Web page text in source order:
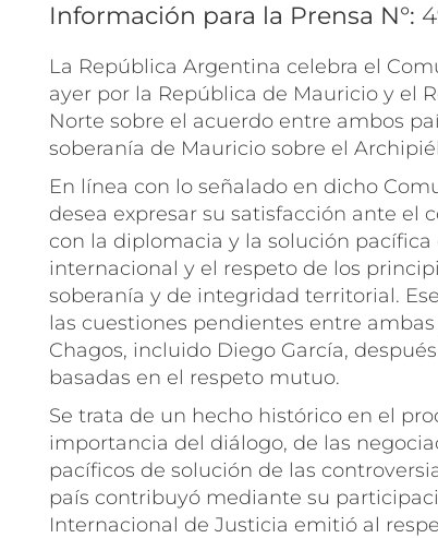
Información para la Prensa N°:
La República Argentina celebra el
ayer por la República de Mauricio y el
Norte sobre el acuerdo entre ambos
soberanía de Mauricio sobre el
En línea con lo señalado en dicho
desea expresar su satisfacción ante el
con la diplomacia y la solución
internacional y el respeto de los
soberanía y de integridad territorial.
las cuestiones pendientes entre
Chagos, incluido Diego García,
basadas en el respeto mutuo.
Se trata de un hecho histórico en el
importancia del diálogo, de las
pacíficos de solución de las
país contribuyó mediante su
Internacional de Justicia emitió al